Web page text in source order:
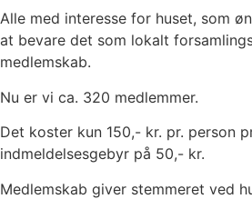
Alle med interesse for huset, som
at bevare det som lokalt
medlemskab.
Nu er vi ca. 320 medlemmer.
Det koster kun 150,- kr. pr. person
indmeldelsesgebyr på 50,- kr.
Medlemskab giver stemmeret ved